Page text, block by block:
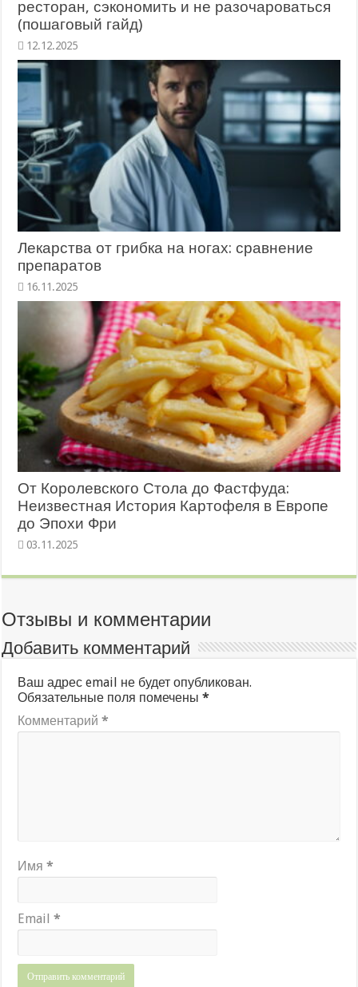
ресторан, сэкономить и не разочароваться
(пошаговый гайд)
12.12.2025
Лекарства от грибка на ногах: сравнение
препаратов
16.11.2025
От Королевского Стола до Фастфуда:
Неизвестная История Картофеля в Европе
до Эпохи Фри
03.11.2025
Отзывы и комментарии
Добавить комментарий
Ваш адрес email не будет опубликован.
Обязательные поля помечены*
Комментарий*
Имя*
Email*